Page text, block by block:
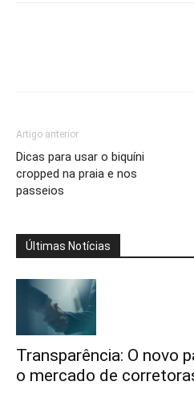
Artigo anterior
Dicas para usar o biquíni
cropped na praia e nos
passeios
Últimas Notícias
Transparência: O novo
o mercado de